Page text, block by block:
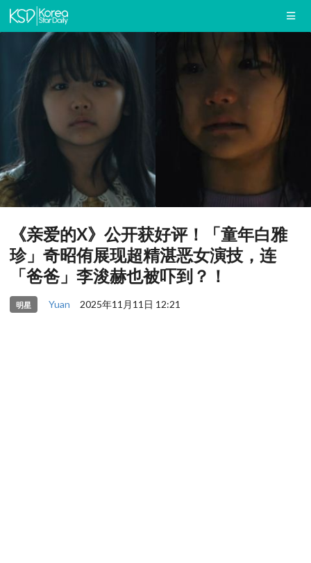
《亲爱的X》公开获好评！「童年白雅
珍」奇昭侑展现超精湛恶女演技，连
「爸爸」李浚赫也被吓到？！
明星 Yuan 2025年11月11日 12:21